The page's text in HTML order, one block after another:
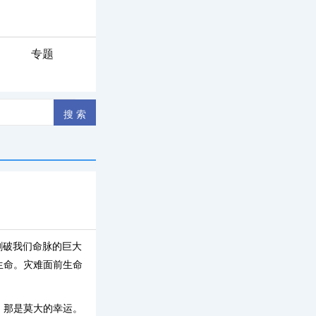
专题
破我们命脉的巨大
命。灾难面前生命
是莫大的幸运。